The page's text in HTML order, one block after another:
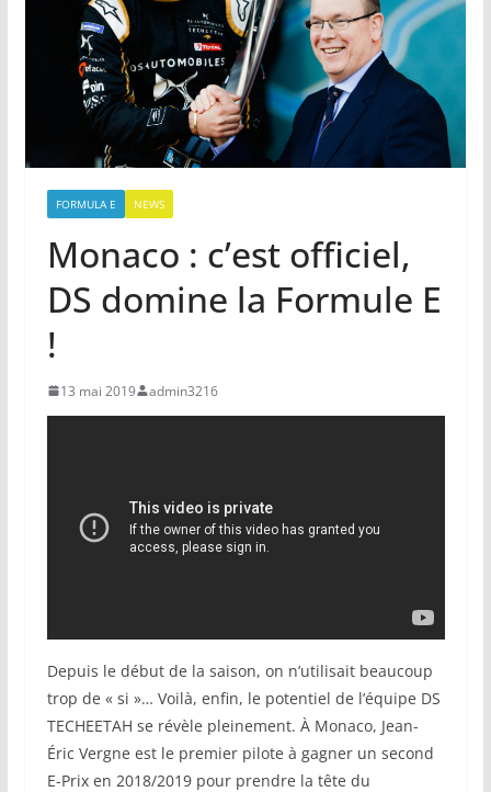
FORMULA E NEWS
Monaco : c’est officiel,
DS domine la Formule E
!
13 mai 2019 admin3216
Depuis le début de la saison, on n’utilisait beaucoup
trop de « si »… Voilà, enfin, le potentiel de l’équipe DS
TECHEETAH se révèle pleinement. À Monaco, Jean-
Éric Vergne est le premier pilote à gagner un second
E-Prix en 2018/2019 pour prendre la tête du